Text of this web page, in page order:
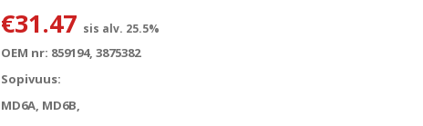
€31.47 sis alv. 25.5%
OEM nr: 859194, 3875382
Sopivuus:
MD6A, MD6B,